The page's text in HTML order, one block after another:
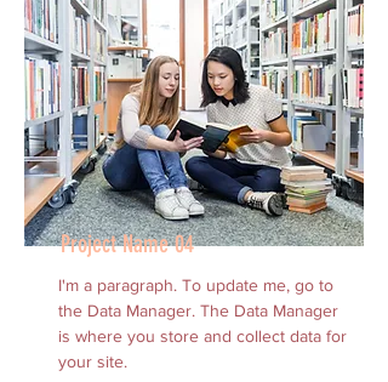
Project Name 04
I'm a paragraph. To update me, go to
the Data Manager. The Data Manager
is where you store and collect data for
your site.